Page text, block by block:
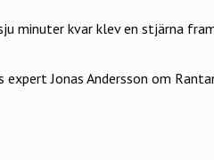
minuter kvar klev en stjärna
Jonas Andersson om